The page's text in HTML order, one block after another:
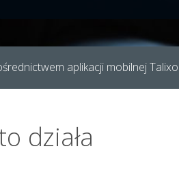
aplikacji mobilnej
działa